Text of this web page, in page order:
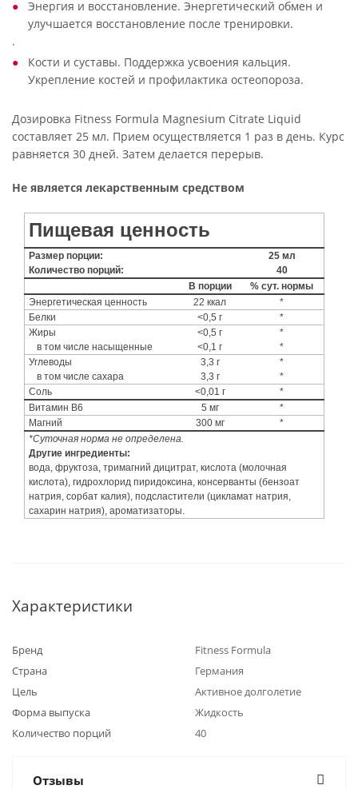
Энергия и восстановление. Энергетический обмен и
улучшается восстановление после тренировки.
·
Кости и суставы. Поддержка усвоения кальция.
Укрепление костей и профилактика остеопороза.
Дозировка Fitness Formula Magnesium Citrate Liquid
составляет 25 мл. Прием осуществляется 1 раз в день. Курс
равняется 30 дней. Затем делается перерыв.
Не является лекарственным средством
Пищевая ценность
Размер порции:
25 мл
Количество порций:
40
В порции
% сут. нормы
Энергетическая ценность
22 ккал
*
Белки
<0,5 г
*
Жиры
<0,5 г
*
в том числе насыщенные
<0,1 г
*
Углеводы
3,3 г
*
в том числе сахара
3,3 г
*
Соль
<0,01 г
*
Витамин B6
5 мг
*
Магний
300 мг
*
*Суточная норма не определена.
Другие ингредиенты:
вода, фруктоза, тримагний дицитрат, кислота (молочная
кислота), гидрохлорид пиридоксина, консерванты (бензоат
натрия, сорбат калия), подсластители (цикламат натрия,
сахарин натрия), ароматизаторы.
Характеристики
Бренд
Fitness Formula
Страна
Германия
Цель
Активное долголетие
Форма выпуска
Жидкость
Количество порций
40
Отзывы